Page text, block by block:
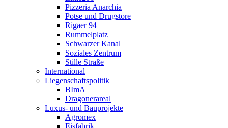
Pizzeria Anarchia
Potse und Drugstore
Rigaer 94
Rummelplatz
Schwarzer Kanal
Soziales Zentrum
Stille Straße
International
Liegenschaftspolitik
BImA
Dragonerareal
Luxus- und Bauprojekte
Agromex
Eisfabrik